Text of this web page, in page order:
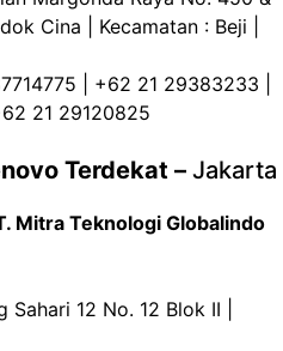
Cina | Kecamatan : Beji |
| +62 21 29383233 |
21 29120825
Terdekat – Jakarta
Mitra Teknologi Globalindo
12 No. 12 Blok II |